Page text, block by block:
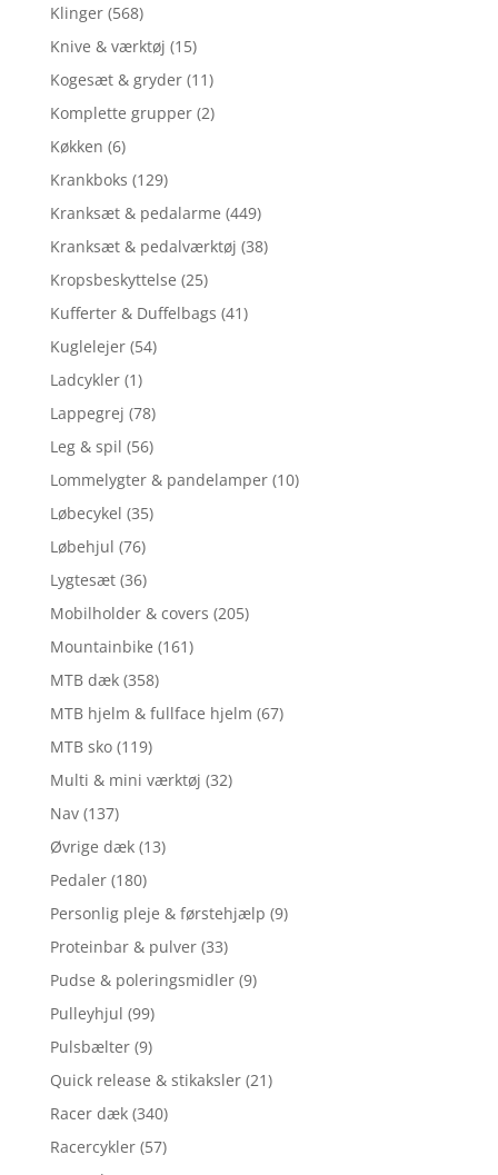
Klinger (568)
Knive & værktøj (15)
Kogesæt & gryder (11)
Komplette grupper (2)
Køkken (6)
Krankboks (129)
Kranksæt & pedalarme (449)
Kranksæt & pedalværktøj (38)
Kropsbeskyttelse (25)
Kufferter & Duffelbags (41)
Kuglelejer (54)
Ladcykler (1)
Lappegrej (78)
Leg & spil (56)
Lommelygter & pandelamper (10)
Løbecykel (35)
Løbehjul (76)
Lygtesæt (36)
Mobilholder & covers (205)
Mountainbike (161)
MTB dæk (358)
MTB hjelm & fullface hjelm (67)
MTB sko (119)
Multi & mini værktøj (32)
Nav (137)
Øvrige dæk (13)
Pedaler (180)
Personlig pleje & førstehjælp (9)
Proteinbar & pulver (33)
Pudse & poleringsmidler (9)
Pulleyhjul (99)
Pulsbælter (9)
Quick release & stikaksler (21)
Racer dæk (340)
Racercykler (57)